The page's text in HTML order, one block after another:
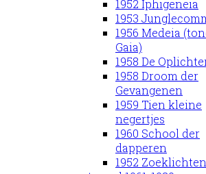
1952 Iphigeneia
1953
1956 Medeia
Gaia)
1958 De
1958 Droom der
Gevangenen
1959 Tien kleine
negertjes
1960 School der
dapperen
1952 Zoeklichten